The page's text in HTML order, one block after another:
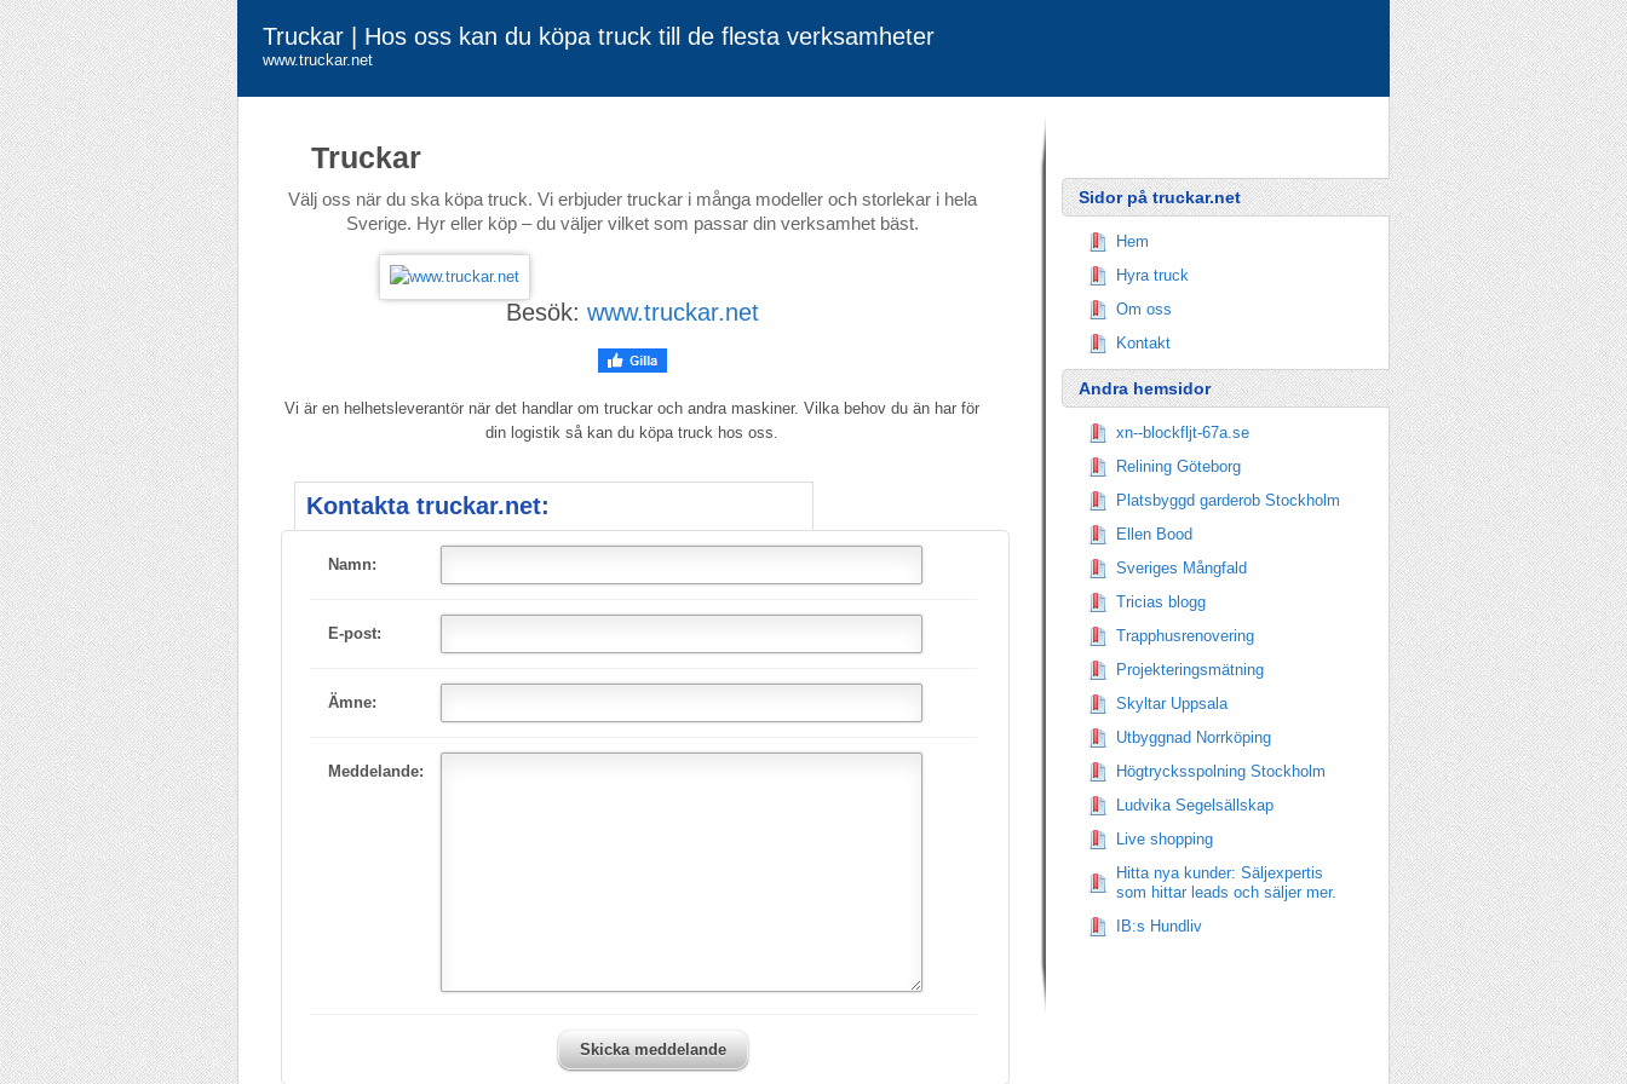
Truckar | Hos oss kan du köpa truck till de flesta verksamheter
www.truckar.net
Truckar
Välj oss när du ska köpa truck. Vi erbjuder truckar i många modeller och storlekar i hela
Sverige. Hyr eller köp – du väljer vilket som passar din verksamhet bäst.
Besök: www.truckar.net
Vi är en helhetsleverantör när det handlar om truckar och andra maskiner. Vilka behov du än har för
din logistik så kan du köpa truck hos oss.
Kontakta truckar.net:
Namn:
E-post:
Ämne:
Meddelande:
Skicka meddelande
Sidor på truckar.net
Hem
Hyra truck
Om oss
Kontakt
Andra hemsidor
xn--blockfljt-67a.se
Relining Göteborg
Platsbyggd garderob Stockholm
Ellen Bood
Sveriges Mångfald
Tricias blogg
Trapphusrenovering
Projekteringsmätning
Skyltar Uppsala
Utbyggnad Norrköping
Högtrycksspolning Stockholm
Ludvika Segelsällskap
Live shopping
Hitta nya kunder: Säljexpertis
som hittar leads och säljer mer.
IB:s Hundliv